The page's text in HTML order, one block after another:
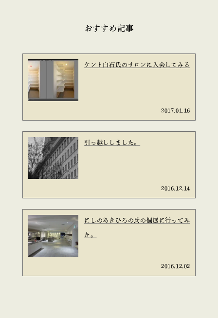
おすすめ記事
ケント白石氏のサロンに入会してみる
2017.01.16
引っ越ししました。
2016.12.14
にしのあきひろの氏の個展に行ってみ
た。
2016.12.02